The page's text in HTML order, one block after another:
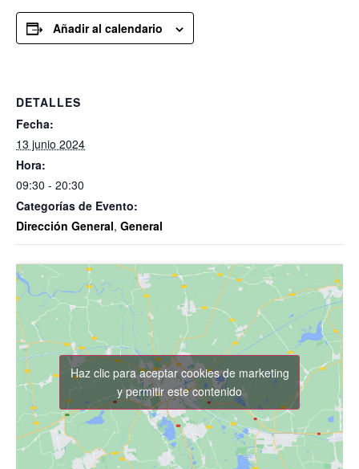
Añadir al calendario
DETALLES
Fecha:
13 junio 2024
Hora:
09:30 - 20:30
Categorías de Evento:
Dirección General, General
Haz clic para aceptar cookies de marketing
y permitir este contenido